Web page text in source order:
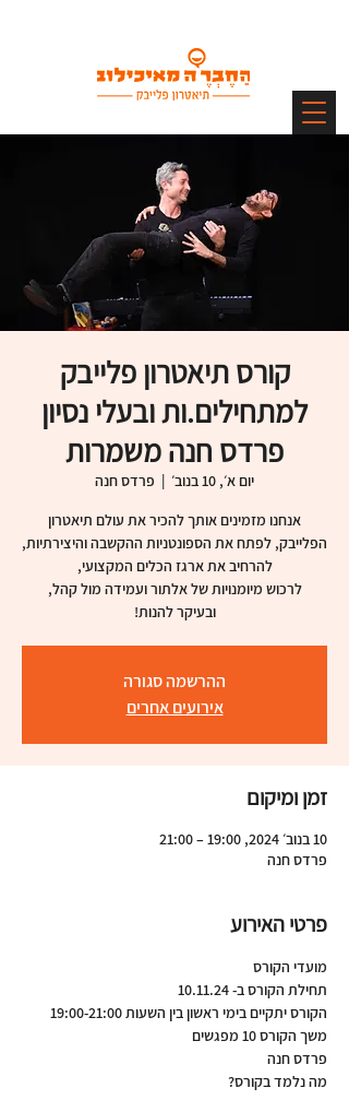
קורס תיאטרון פלייבק
למתחילים.ות ובעלי נסיון
פרדס חנה משמרות
יום א׳, 10 בנוב׳
  |
פרדס חנה
אנחנו מזמינים אותך להכיר את עולם תיאטרון
ובעיקר להנות!
ההרשמה סגורה
אירועים אחרים
זמן ומיקום
10 בנוב׳ 2024, 19:00 – 21:00
פרדס חנה
פרטי האירוע
מועדי הקורס
תחילת הקורס ב- 10.11.24
הקורס יתקיים בימי ראשון בין השעות 19:00-21:00
משך הקורס 10 מפגשים
פרדס חנה
מה נלמד בקורס?